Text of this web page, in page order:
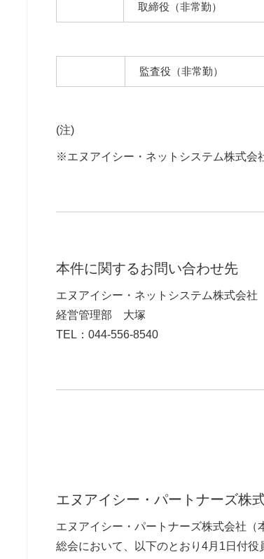
取締役（非常勤）
監査役（非常勤）
(注)
※エヌアイシー・ネットシステム株式会
本件に関するお問い合わせ先
エヌアイシー・ネットシステム株式会社
経営管理部 大塚
TEL：044-556-8540
エヌアイシー・パートナーズ株
エヌアイシー・パートナーズ株式会社
総会において、以下のとおり4月1日付役